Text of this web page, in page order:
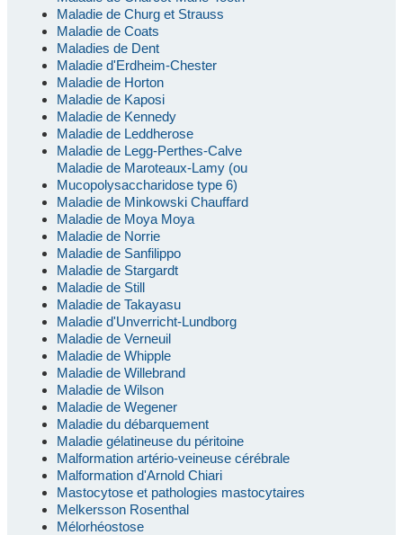
Maladie de Churg et Strauss
Maladie de Coats
Maladies de Dent
Maladie d'Erdheim-Chester
Maladie de Horton
Maladie de Kaposi
Maladie de Kennedy
Maladie de Leddherose
Maladie de Legg-Perthes-Calve
Maladie de Maroteaux-Lamy (ou
Mucopolysaccharidose type 6)
Maladie de Minkowski Chauffard
Maladie de Moya Moya
Maladie de Norrie
Maladie de Sanfilippo
Maladie de Stargardt
Maladie de Still
Maladie de Takayasu
Maladie d'Unverricht-Lundborg
Maladie de Verneuil
Maladie de Whipple
Maladie de Willebrand
Maladie de Wilson
Maladie de Wegener
Maladie du débarquement
Maladie gélatineuse du péritoine
Malformation artério-veineuse cérébrale
Malformation d'Arnold Chiari
Mastocytose et pathologies mastocytaires
Melkersson Rosenthal
Mélorhéostose